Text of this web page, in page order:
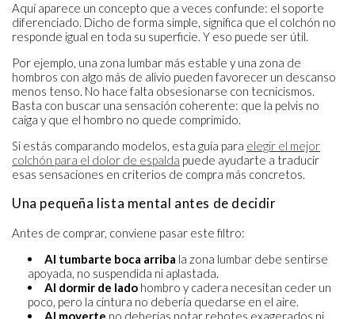
Aquí aparece un concepto que a veces confunde: el soporte
diferenciado. Dicho de forma simple, significa que el colchón no
responde igual en toda su superficie. Y eso puede ser útil.
Por ejemplo, una zona lumbar más estable y una zona de
hombros con algo más de alivio pueden favorecer un descanso
menos tenso. No hace falta obsesionarse con tecnicismos.
Basta con buscar una sensación coherente: que la pelvis no
caiga y que el hombro no quede comprimido.
Si estás comparando modelos, esta guía para elegir el mejor
colchón para el dolor de espalda puede ayudarte a traducir
esas sensaciones en criterios de compra más concretos.
Una pequeña lista mental antes de decidir
Antes de comprar, conviene pasar este filtro:
Al tumbarte boca arriba la zona lumbar debe sentirse
apoyada, no suspendida ni aplastada.
Al dormir de lado hombro y cadera necesitan ceder un
poco, pero la cintura no debería quedarse en el aire.